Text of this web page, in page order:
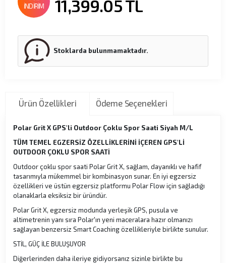
İNDİRİM 11,399.05TL
Stoklarda bulunmamaktadır.
Ürün Özellikleri Ödeme Seçenekleri
Polar Grit X GPS'li Outdoor Çoklu Spor Saati Siyah M/L
TÜM TEMEL EGZERSİZ ÖZELLİKLERİNİ İÇEREN GPS'Lİ
OUTDOOR ÇOKLU SPOR SAATİ
Outdoor çoklu spor saati Polar Grit X, sağlam, dayanıklı ve hafif
tasarımıyla mükemmel bir kombinasyon sunar. En iyi egzersiz
özellikleri ve üstün egzersiz platformu Polar Flow için sağladığı
olanaklarla eksiksiz bir üründür.
Polar Grit X, egzersiz modunda yerleşik GPS, pusula ve
altimetrenin yanı sıra Polar'ın yeni maceralara hazır olmanızı
sağlayan benzersiz Smart Coaching özellikleriyle birlikte sunulur.
STİL, GÜÇ İLE BULUŞUYOR
Diğerlerinden daha ileriye gidiyorsanız sizinle birlikte bu